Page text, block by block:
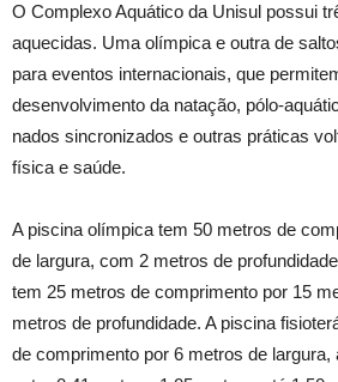
O Complexo Aquático da Unisul possui
aquecidas. Uma olímpica e outra de
para eventos internacionais, que
desenvolvimento da natação, pólo-
nados sincronizados e outras práticas
física e saúde.
A piscina olímpica tem 50 metros de
de largura, com 2 metros de
tem 25 metros de comprimento por 15
metros de profundidade. A piscina
de comprimento por 6 metros de largura,